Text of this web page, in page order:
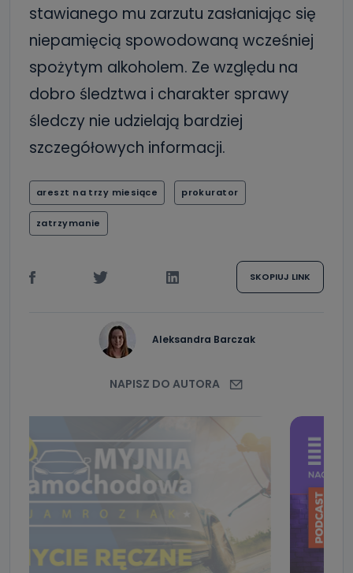
stawianego mu zarzutu zasłaniając się
niepamięcią spowodowaną wcześniej
spożytym alkoholem. Ze względu na
dobro śledztwa i charakter sprawy
śledczy nie udzielają bardziej
szczegółowych informacji.
areszt na trzy miesiące prokurator
zatrzymanie
SKOPIUJ LINK
Aleksandra Barczak
NAPISZ DO AUTORA